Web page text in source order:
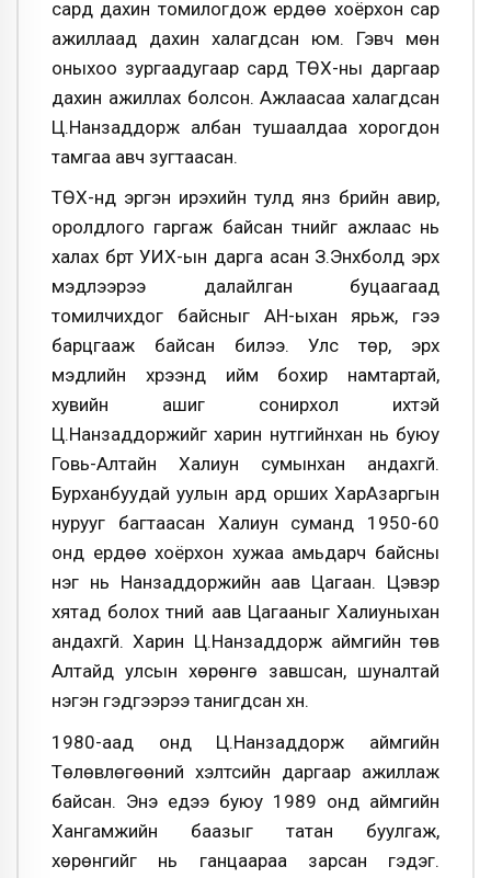
сард дахин томилогдож ердөө хоёрхон сар
ажиллаад дахин халагдсан юм. Гэвч мөн
оныхоо зургаадугаар сард ТӨХ-ны даргаар
дахин ажиллах болсон. Ажлаасаа халагдсан
Ц.Нанзаддорж албан тушаалдаа хорогдон
тамгаа авч зугтаасан.
ТӨХ-нд эргэн ирэхийн тулд янз бүрийн авир,
оролдлого гаргаж байсан түүнийг ажлаас нь
халах бүрт УИХ-ын дарга асан З.Энхболд эрх
мэдлээрээ далайлган буцаагаад
томилчихдог байсныг АН-ыхан ярьж, үгээ
барцгааж байсан билээ. Улс төр, эрх
мэдлийн хүрээнд ийм бохир намтартай,
хувийн ашиг сонирхол ихтэй
Ц.Нанзаддоржийг харин нутгийнхан нь буюу
Говь-Алтайн Халиун сумынхан андахгүй.
Бурханбуудай уулын ард орших ХарАзаргын
нурууг багтаасан Халиун суманд 1950-60
онд ердөө хоёрхон хужаа амьдарч байсны
нэг нь Нанзаддоржийн аав Цагаан. Цэвэр
хятад болох түүний аав Цагааныг Халиуныхан
андахгүй. Харин Ц.Нанзаддорж аймгийн төв
Алтайд улсын хөрөнгө завшсан, шуналтай
нэгэн гэдгээрээ танигдсан хүн.
1980-аад онд Ц.Нанзаддорж аймгийн
Төлөвлөгөөний хэлтсийн даргаар ажиллаж
байсан. Энэ үедээ буюу 1989 онд аймгийн
Хангамжийн баазыг татан буулгаж,
хөрөнгийг нь ганцаараа зарсан гэдэг.